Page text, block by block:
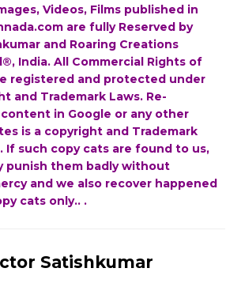
Videos, Films published in
are fully Reserved by
and Roaring Creations
India. All Commercial Rights of
registered and protected under
and Trademark Laws. Re-
in Google or any other
is a copyright and Trademark
If such copy cats are found to us,
punish them badly without
and we also recover happened
cats only.. .
Satishkumar